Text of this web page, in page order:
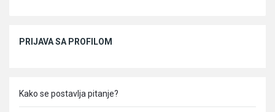
PRIJAVA SA PROFILOM
Kako se postavlja pitanje?